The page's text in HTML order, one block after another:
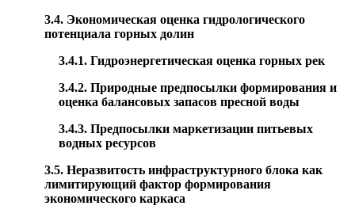
3.4. Экономическая оценка гидрологического
потенциала горных долин
3.4.1. Гидроэнергетическая оценка горных рек
3.4.2. Природные предпосылки формирования и
оценка балансовых запасов пресной воды
3.4.3. Предпосылки маркетизации питьевых
водных ресурсов
3.5. Неразвитость инфраструктурного блока как
лимитирующий фактор формирования
экономического каркаса